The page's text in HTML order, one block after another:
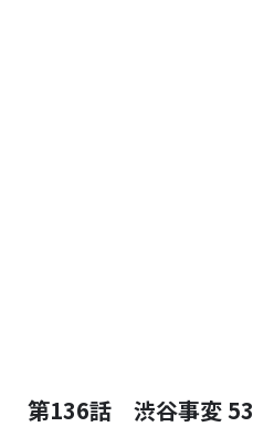
第136話 渋谷事変 53